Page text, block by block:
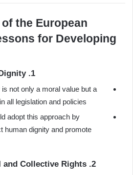
the European
for Developing
1. Prioritizing Human Dignity
not only a moral value but a
all legislation and policies.
adopt this approach by
human dignity and promote
2. Balancing Individual and Collective Rights